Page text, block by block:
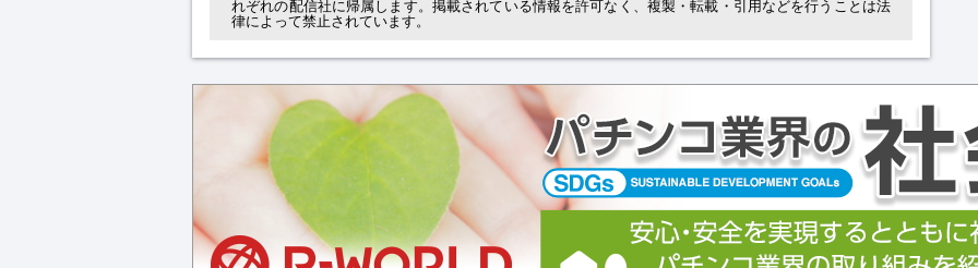
れぞれの配信社に帰属します。掲載されている情報を許可なく、複製・転載・引用などを行うことは法
律によって禁止されています。